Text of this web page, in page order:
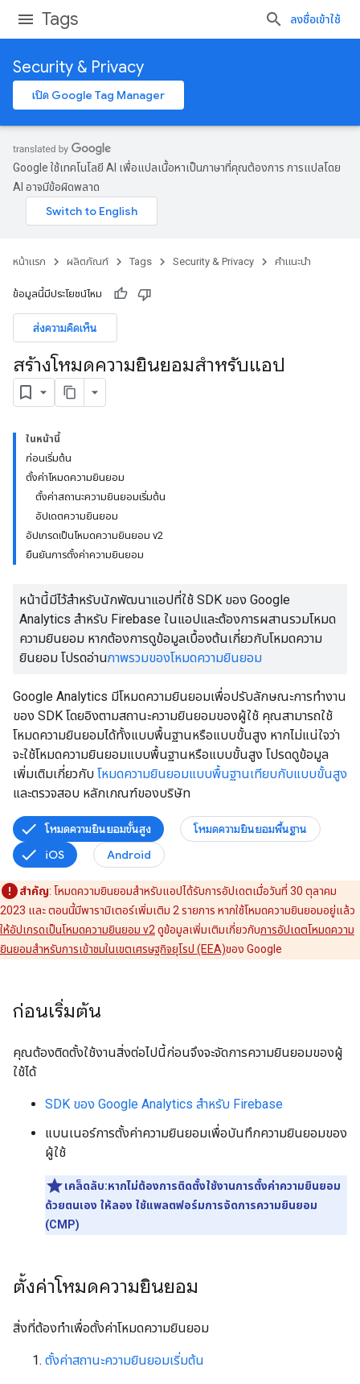
Tags ลงชื่อเข้าใช้
Security & Privacy
เปิด Google Tag Manager
Google ใช้เทคโนโลยี AI เพื่อแปลเนื้อหาเป็นภาษาที่คุณต้องการ การแปลโดย
AI อาจมีข้อผิดพลาด
หน้าแรก ผลิตภัณฑ์ Tags Security & Privacy คำแนะนำ
ข้อมูลนี้มีประโยชน์ไหม
ส่งความคิดเห็น
สร้างโหมดความยินยอมสําหรับแอป
ในหน้านี้
ก่อนเริ่มต้น
ตั้งค่าโหมดความยินยอม
ตั้งค่าสถานะความยินยอมเริ่มต้น
อัปเดตความยินยอม
อัปเกรดเป็นโหมดความยินยอม v2
ยืนยันการตั้งค่าความยินยอม
หน้านี้มีไว้สำหรับนักพัฒนาแอปที่ใช้ SDK ของ Google
Analytics สำหรับ Firebase ในแอปและต้องการผสานรวมโหมด
ความยินยอม หากต้องการดูข้อมูลเบื้องต้นเกี่ยวกับโหมดความ
ยินยอม โปรดอ่านภาพรวมของโหมดความยินยอม
Google Analytics มีโหมดความยินยอมเพื่อปรับลักษณะการทำงาน
ของ SDK โดยอิงตามสถานะความยินยอมของผู้ใช้ คุณสามารถใช้
โหมดความยินยอมได้ทั้งแบบพื้นฐานหรือแบบขั้นสูง หากไม่แน่ใจว่า
จะใช้โหมดความยินยอมแบบพื้นฐานหรือแบบขั้นสูง โปรดดูข้อมูล
เพิ่มเติมเกี่ยวกับ โหมดความยินยอมแบบพื้นฐานเทียบกับแบบขั้นสูง
และตรวจสอบ หลักเกณฑ์ของบริษัท
โหมดความยินยอมขั้นสูง
โหมดความยินยอมพื้นฐาน
iOS
Android
สำคัญ: โหมดความยินยอมสำหรับแอปได้รับการอัปเดตเมื่อวันที่ 30 ตุลาคม
2023 และ ตอนนี้มีพารามิเตอร์เพิ่มเติม 2 รายการ หากใช้โหมดความยินยอมอยู่แล้ว
ให้อัปเกรดเป็นโหมดความยินยอม v2 ดูข้อมูลเพิ่มเติมเกี่ยวกับการอัปเดตโหมดความ
ยินยอมสำหรับการเข้าชมในเขตเศรษฐกิจยุโรป (EEA)ของ Google
ก่อนเริ่มต้น
คุณต้องติดตั้งใช้งานสิ่งต่อไปนี้ก่อนจึงจะจัดการความยินยอมของผู้
ใช้ได้
SDK ของ Google Analytics สำหรับ Firebase
แบนเนอร์การตั้งค่าความยินยอมเพื่อบันทึกความยินยอมของ
ผู้ใช้
เคล็ดลับ:หากไม่ต้องการติดตั้งใช้งานการตั้งค่าความยินยอม
ด้วยตนเอง ให้ลอง ใช้แพลตฟอร์มการจัดการความยินยอม
(CMP)
ตั้งค่าโหมดความยินยอม
สิ่งที่ต้องทำเพื่อตั้งค่าโหมดความยินยอม
ตั้งค่าสถานะความยินยอมเริ่มต้น